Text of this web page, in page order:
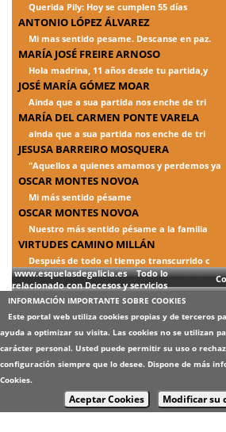
Querida Pily: Hoy se cumplen 55 días
ANTONIO LÓPEZ ÁLVAREZ
Mi mas sentido pesame. Descanse en paz.
MARÍA JOSÉ FREIRE ARNOSO
Hola madrina, 11 años desde tu partida,y
JOSÉ MARÍA GÓMEZ MOAR
Ainda que a sua partida nos enche de tri
MARÍA DEL CARMEN PONTE VARELA
ainda que a sua partida nos enche de tri
JESUSA BARREIRO MOSQUERA
"Aquellos a quienes amamos y perdemos ya
OSCAR MONTES NOVOA
Mi más sentido pésame
OSCAR MONTES NOVOA
Nuestro más sentido pésame a la familia
VIRTUDES CAMINO MILLÁN
Después de todo el tiempo transcurrido c
www.esquelasdegalicia.es Todo lo
relacionado con Decesos y servicios
INFORMACIÓN IMPORTANTE SOBRE COOKIES
Este portal web utiliza cookies propias y de terceros
ayuda a optimizar su visita. Las cookies no se utilizan
carácter personal. Usted puede permitir su uso o
configuración siempre que lo desee. Dispone de más
Cookies.